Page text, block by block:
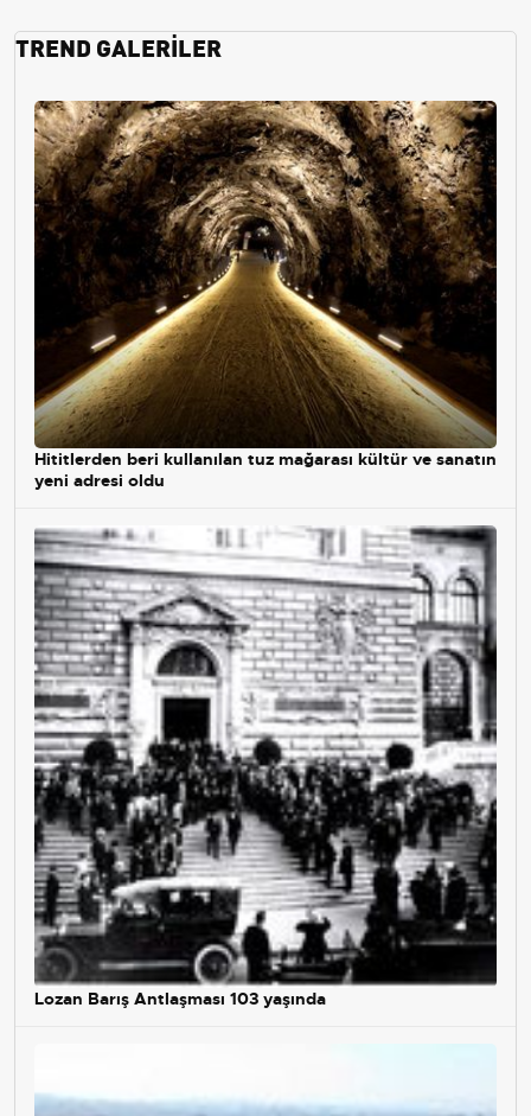
TREND GALERİLER
Hititlerden beri kullanılan tuz mağarası kültür ve sanatın
yeni adresi oldu
Lozan Barış Antlaşması 103 yaşında